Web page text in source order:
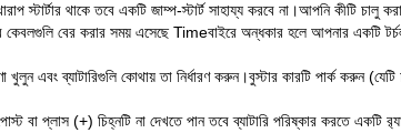
স্টার্টার থাকে তবে একটি জাম্প-স্টার্ট সাহায্য করবে না।আপনি
বের করার সময় এসেছে Timeবাইরে অন্ধকার হলে আপনার একটি
ব্যাটারিগুলি কোথায় তা নির্ধারণ করুন।বুস্টার কারটি পার্ক করুন (যেটি
বা প্লাস (+) চিহ্নটি না দেখতে পান তবে ব্যাটারি পরিষ্কার করতে একটি